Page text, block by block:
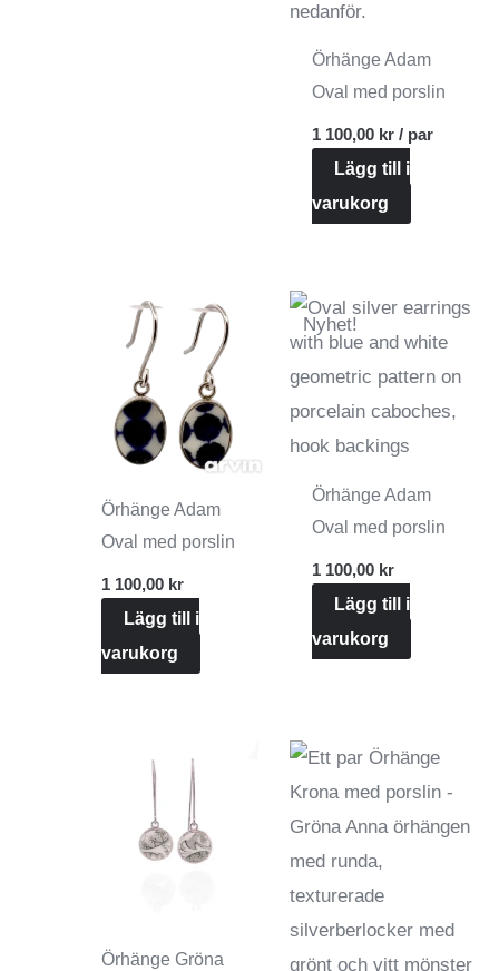
Örhänge Adam
Oval med porslin
1 100,00 kr/ par
Lägg till i
varukorg
Örhänge Adam
Oval med porslin
1 100,00 kr
Lägg till i
varukorg
Nyhet!
Örhänge Adam
Oval med porslin
1 100,00 kr
Lägg till i
varukorg
Örhänge Gröna